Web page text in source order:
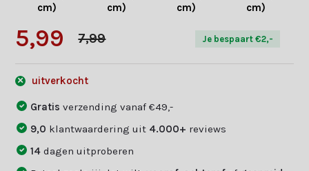
cm)
cm)
cm)
cm)
5,99 7,99 Je bespaart €2,-
uitverkocht
Gratisverzending vanaf €49,-
9,0 klantwaardering uit 4.000+ reviews
14dagen uitproberen